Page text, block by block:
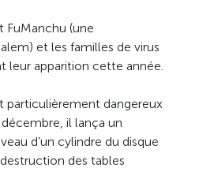
FuManchu (une
et les familles de virus
leur apparition cette année.
particulièrement dangereux
il lança un
d’un cylindre du disque
des tables